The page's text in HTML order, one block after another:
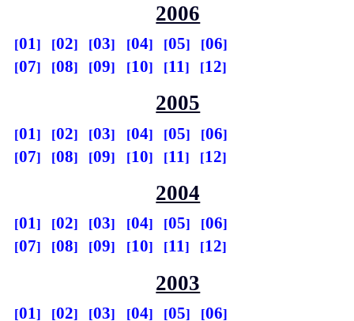
2006
01 02 03 04 05
06
07
08 09 10 11 12
2005
01 02 03 04 05
06
07
08 09 10 11 12
2004
01 02 03 04 05
06
07
08 09 10 11 12
2003
01 02 03 04 05
06